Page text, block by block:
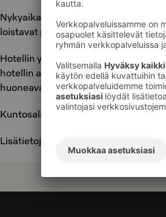
Nykyaikaisilla laitteilla varustettu
loistavat puitteet vaativaankiin
Hotellin ylimmässä kerroksessa
hotellin asukkaiden vapaassa
huoneavaimella.
Kuntosalin aukioloajat: ma-pe 6:30-
Lisätietoja hotellin vastaanotosta.